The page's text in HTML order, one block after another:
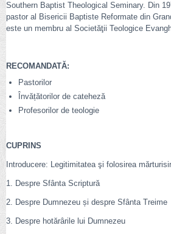
Southern Baptist Theological Seminary. Din
pastor al Bisericii Baptiste Reformate din
este un membru al Societăţii Teologice
RECOMANDATĂ:
Pastorilor
Învățătorilor de cateheză
Profesorilor de teologie
CUPRINS
Introducere: Legitimitatea şi folosirea
1. Despre Sfânta Scriptură
2. Despre Dumnezeu și despre Sfânta Treime
3. Despre hotărârile lui Dumnezeu